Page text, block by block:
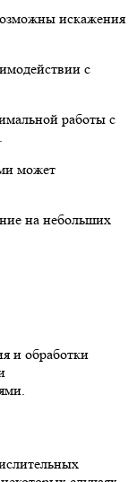
искажения
с
работы с
может
на небольших
и обработки